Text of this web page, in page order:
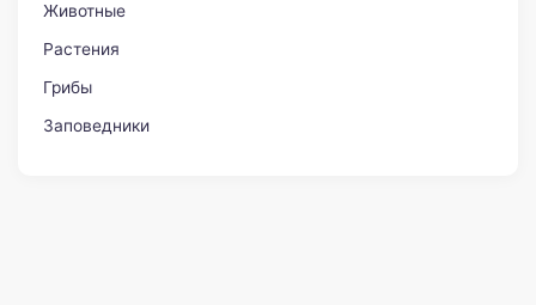
Животные
Растения
Грибы
Заповедники